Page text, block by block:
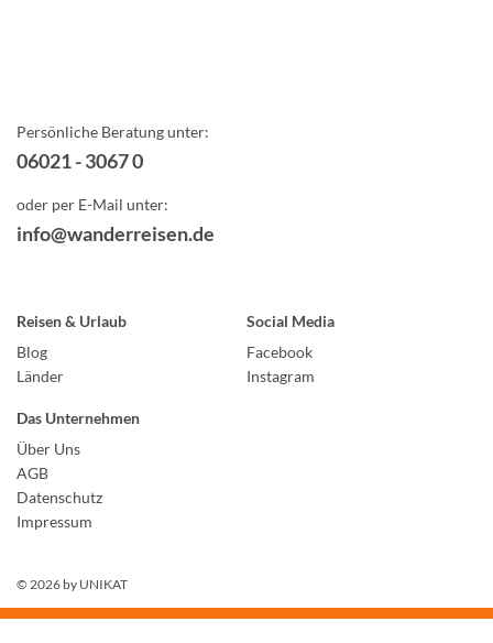
Persönliche Beratung unter:
06021 - 3067 0
oder per E-Mail unter:
info@wanderreisen.de
Reisen & Urlaub
Blog
Länder
Social Media
Facebook
Instagram
Das Unternehmen
Über Uns
AGB
Datenschutz
Impressum
© 2026 by UNIKAT